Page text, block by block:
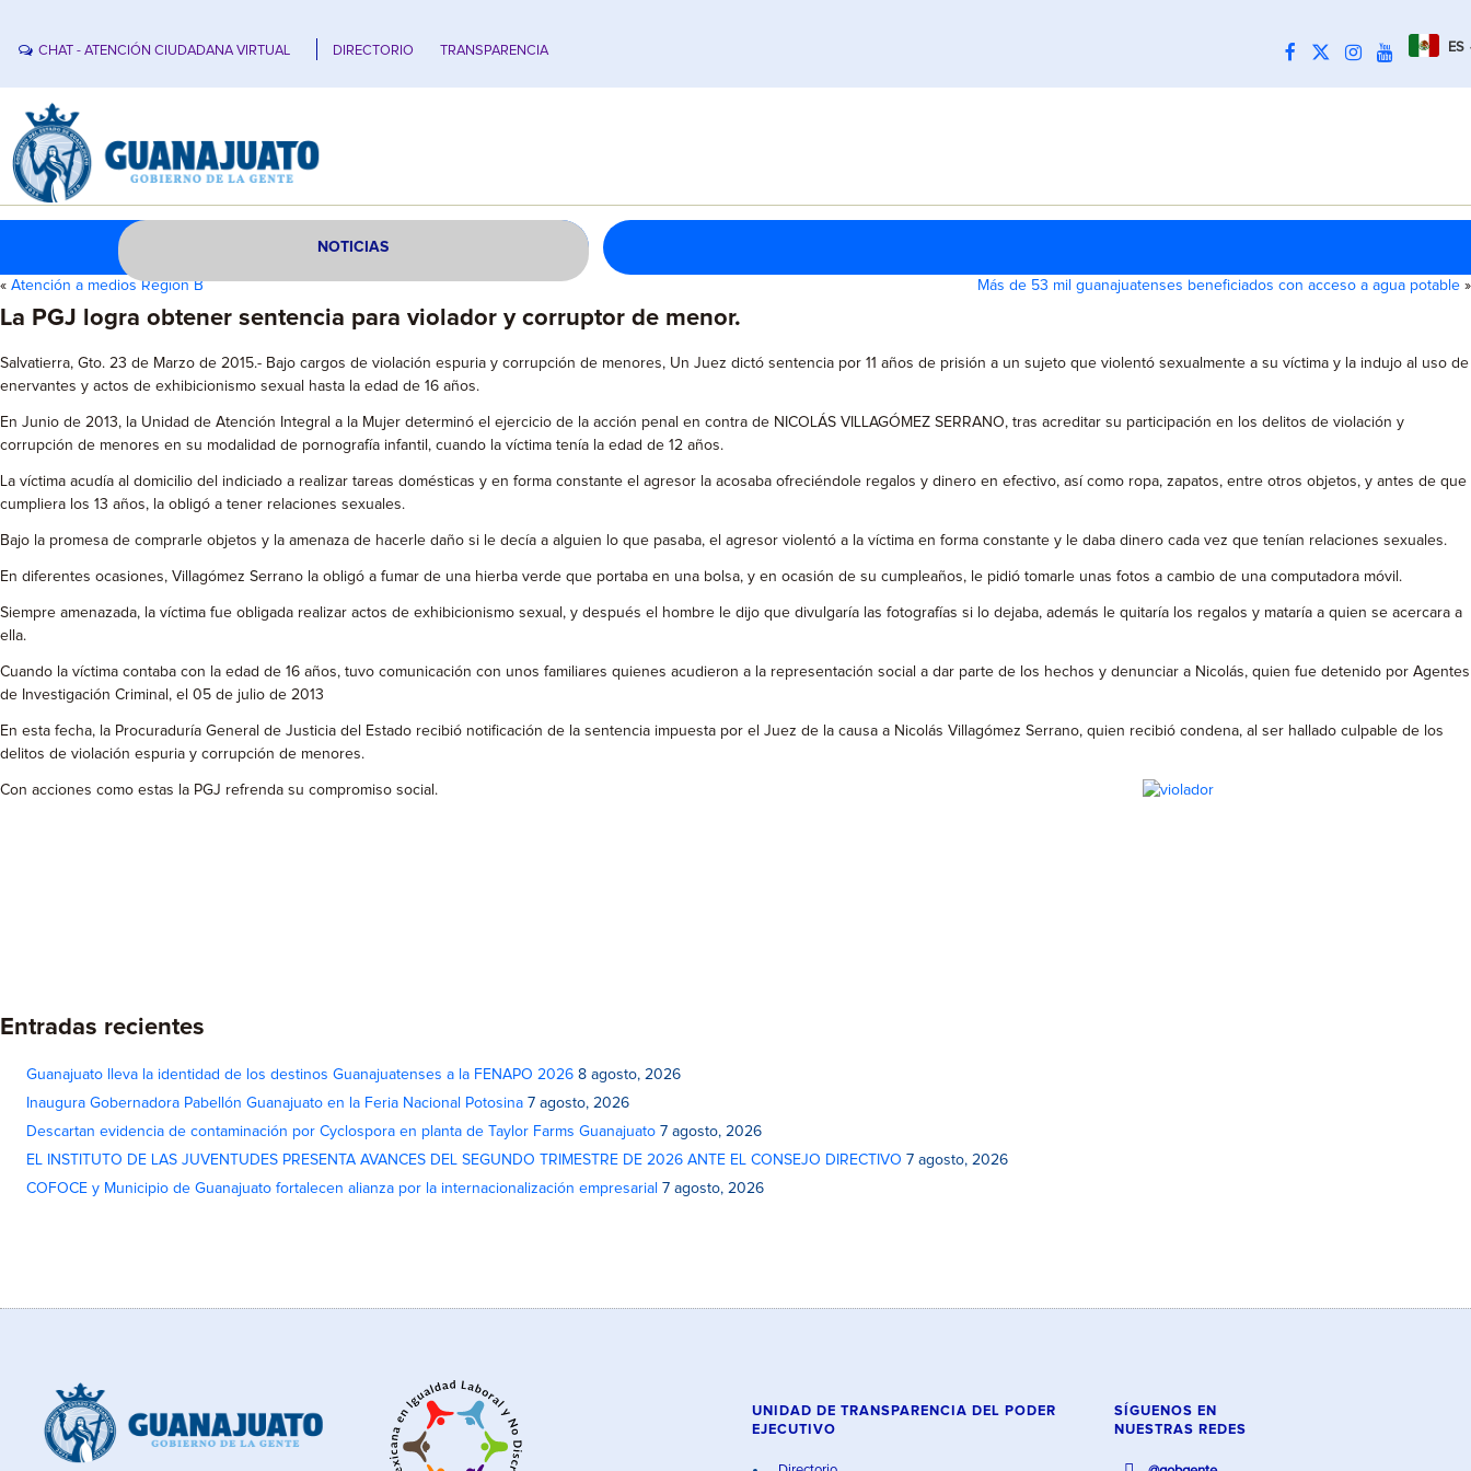
CHAT - ATENCIÓN CIUDADANA VIRTUAL DIRECTORIO TRANSPARENCIA ES
NOTICIAS
« Atención a medios Región B Más de 53 mil guanajuatenses beneficiados con acceso a agua potable »
La PGJ logra obtener sentencia para violador y corruptor de menor.
Salvatierra, Gto. 23 de Marzo de 2015.- Bajo cargos de violación espuria y corrupción de menores, Un Juez dictó sentencia por 11 años de prisión a un sujeto que violentó sexualmente a su víctima y la indujo al uso de
enervantes y actos de exhibicionismo sexual hasta la edad de 16 años.
En Junio de 2013, la Unidad de Atención Integral a la Mujer determinó el ejercicio de la acción penal en contra de NICOLÁS VILLAGÓMEZ SERRANO, tras acreditar su participación en los delitos de violación y
corrupción de menores en su modalidad de pornografía infantil, cuando la víctima tenía la edad de 12 años.
La víctima acudía al domicilio del indiciado a realizar tareas domésticas y en forma constante el agresor la acosaba ofreciéndole regalos y dinero en efectivo, así como ropa, zapatos, entre otros objetos, y antes de que
cumpliera los 13 años, la obligó a tener relaciones sexuales.
Bajo la promesa de comprarle objetos y la amenaza de hacerle daño si le decía a alguien lo que pasaba, el agresor violentó a la víctima en forma constante y le daba dinero cada vez que tenían relaciones sexuales.
En diferentes ocasiones, Villagómez Serrano la obligó a fumar de una hierba verde que portaba en una bolsa, y en ocasión de su cumpleaños, le pidió tomarle unas fotos a cambio de una computadora móvil.
Siempre amenazada, la víctima fue obligada realizar actos de exhibicionismo sexual, y después el hombre le dijo que divulgaría las fotografías si lo dejaba, además le quitaría los regalos y mataría a quien se acercara a
ella.
Cuando la víctima contaba con la edad de 16 años, tuvo comunicación con unos familiares quienes acudieron a la representación social a dar parte de los hechos y denunciar a Nicolás, quien fue detenido por Agentes
de Investigación Criminal, el 05 de julio de 2013
En esta fecha, la Procuraduría General de Justicia del Estado recibió notificación de la sentencia impuesta por el Juez de la causa a Nicolás Villagómez Serrano, quien recibió condena, al ser hallado culpable de los
delitos de violación espuria y corrupción de menores.
Con acciones como estas la PGJ refrenda su compromiso social.
Entradas recientes
Guanajuato lleva la identidad de los destinos Guanajuatenses a la FENAPO 2026 8 agosto, 2026
Inaugura Gobernadora Pabellón Guanajuato en la Feria Nacional Potosina 7 agosto, 2026
Descartan evidencia de contaminación por Cyclospora en planta de Taylor Farms Guanajuato 7 agosto, 2026
EL INSTITUTO DE LAS JUVENTUDES PRESENTA AVANCES DEL SEGUNDO TRIMESTRE DE 2026 ANTE EL CONSEJO DIRECTIVO 7 agosto, 2026
COFOCE y Municipio de Guanajuato fortalecen alianza por la internacionalización empresarial 7 agosto, 2026
UNIDAD DE TRANSPARENCIA DEL PODER
EJECUTIVO
SÍGUENOS EN
NUESTRAS REDES